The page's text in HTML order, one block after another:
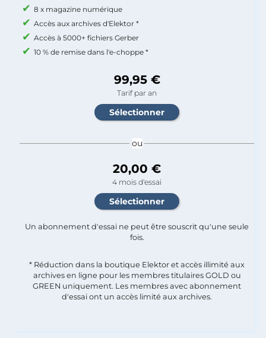
8 x magazine numérique
Accès aux archives d'Elektor *
Accès à 5000+ fichiers Gerber
10 % de remise dans l'e-choppe *
99,95 €
Tarif par an
ou
20,00 €
4 mois d'essai
Un abonnement d'essai ne peut être souscrit qu'une seule
fois.​
* Réduction dans la boutique Elektor et accès illimité aux
archives en ligne pour les membres titulaires GOLD ou
GREEN uniquement. Les membres avec abonnement
d'essai ont un accès limité aux archives.